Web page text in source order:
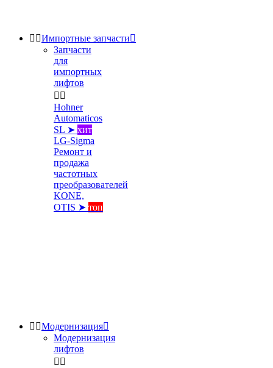
 Импортные запчасти
Запчасти
для
импортных
лифтов
 
Hohner
Automaticos
SL ➤ хит
LG-Sigma
Ремонт и
продажа
частотных
преобразователей
KONE,
OTIS ➤ топ
 Модернизация
Модернизация
лифтов
 